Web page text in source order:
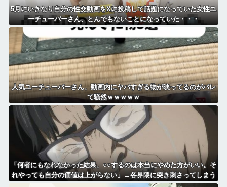
5月にいきなり自分の性交動画をXに投稿して話題になっていた女性ユ
ーチューバーさん、とんでもないことになっていた・・・
人気ユーチューバーさん、動画内にヤバすぎる物が映ってるのがバレ
て騒然ｗｗｗｗｗ
「何者にもなれなかった結果、○○するのは本当にやめた方がいい。そ
れやっても自分の価値は上がらない」→各界隈に突き刺さってしまう